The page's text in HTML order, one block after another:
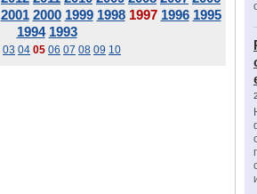
2001 2000 1999 1998 1997 1996 1995
1994 1993
03 04 05 06 07 08 09 10